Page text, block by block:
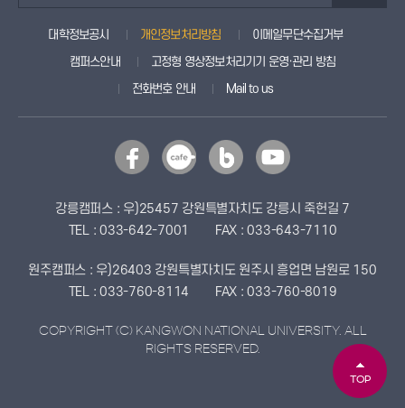
TOP
대학정보공시 개인정보처리방침
이메일무단수집거부
캠퍼스안내
고정형 영상정보처리기기 운영·관리 방침
전화번호 안내
Mail to us
강릉캠퍼스 : 우)25457 강원특별자치도 강릉시 죽헌길 7
TEL : 033-642-7001
FAX : 033-643-7110
원주캠퍼스 : 우)26403 강원특별자치도 원주시 흥업면 남원로 150
TEL : 033-760-8114
FAX : 033-760-8019
COPYRIGHT (C) KANGWON NATIONAL UNIVERSITY. ALL
RIGHTS RESERVED.